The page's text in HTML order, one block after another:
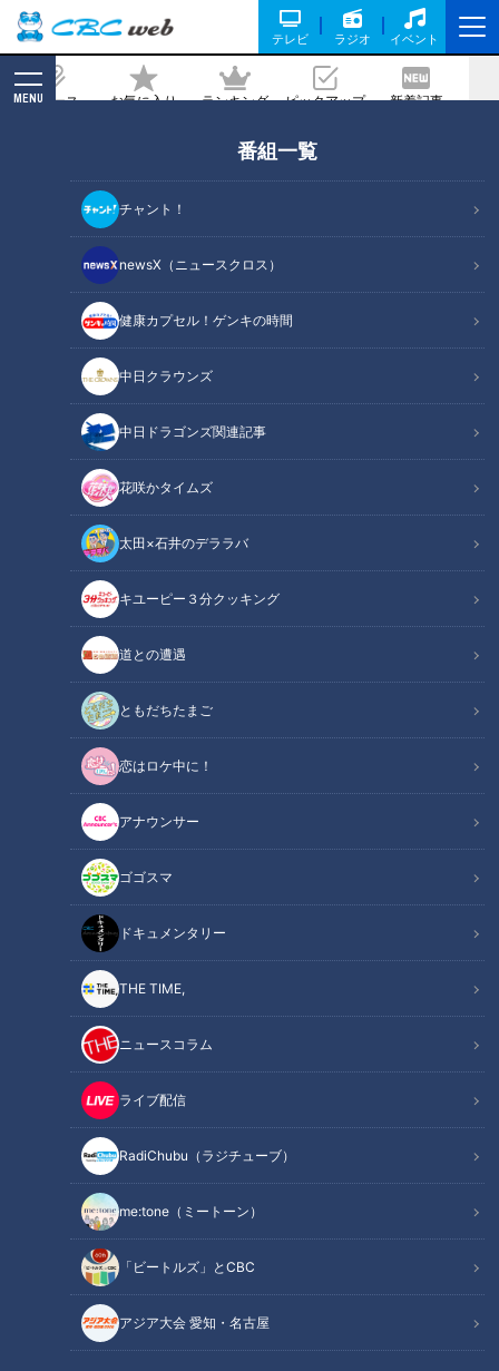
テレビ ラジオ イベント
ニュース お気に入り ランキング ピックアップ 新着記事
MENU
番組一覧
チャント！
newsX（ニュースクロス）
健康カプセル！ゲンキの時間
中日クラウンズ
中日ドラゴンズ関連記事
花咲かタイムズ
太田×石井のデララバ
キユーピー３分クッキング
道との遭遇
ともだちたまご
恋はロケ中に！
アナウンサー
ゴゴスマ
ドキュメンタリー
THE TIME,
ニュースコラム
ライブ配信
RadiChubu（ラジチューブ）
me:tone（ミートーン）
「ビートルズ」とCBC
アジア大会 愛知・名古屋
丼』！ボリューム満点＆衝撃の激安丼を
ご紹介！
記事に戻る
この記事の画像（全14枚）
この記事を見たあなたへのおすすめ